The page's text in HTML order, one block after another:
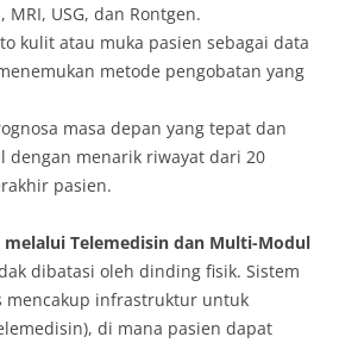
MRI, USG, dan Rontgen.
kulit atau muka pasien sebagai data
metode pengobatan yang
masa depan yang tepat dan
dengan menarik riwayat dari 20
pasien.
melalui Telemedisin dan Multi-Modul
dibatasi oleh dinding fisik. Sistem
mencakup infrastruktur untuk
di mana pasien dapat